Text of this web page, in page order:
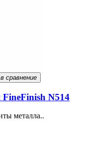
сравнение
N514
металла..